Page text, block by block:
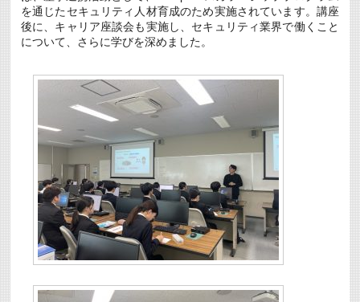
ル
教
室」
を
催
を通じたセキュリティ人材育成のため実施されています。講座
後に、キャリア座談会も実施し、セキュリティ業界で働くこと
について、さらに学びを深めました。